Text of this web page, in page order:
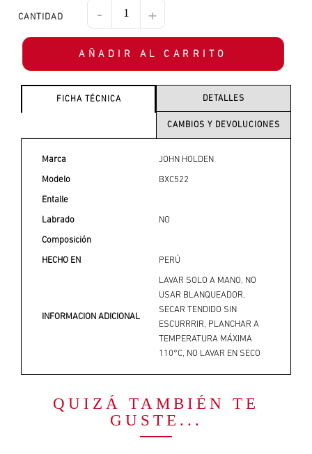
- +
AÑADIR AL CARRITO
FICHA TÉCNICA DETALLES
CAMBIOS Y DEVOLUCIONES
Marca JOHN HOLDEN
Modelo BXC522
Entalle
Labrado NO
Composición
HECHO EN PERÚ
INFORMACION ADICIONAL
LAVAR SOLO A MANO, NO
USAR BLANQUEADOR,
SECAR TENDIDO SIN
ESCURRRIR, PLANCHAR A
TEMPERATURA MÁXIMA
110°C, NO LAVAR EN SECO
QUIZÁ TAMBIÉN TE
GUSTE...